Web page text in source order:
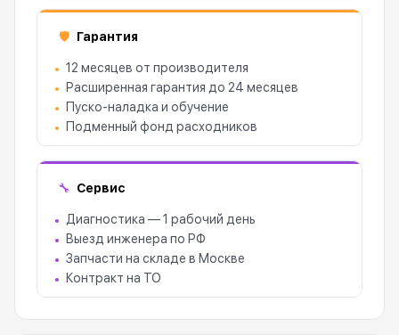
🛡 Гарантия
12 месяцев от производителя
Расширенная гарантия до 24 месяцев
Пуско-наладка и обучение
Подменный фонд расходников
🔧 Сервис
Диагностика — 1 рабочий день
Выезд инженера по РФ
Запчасти на складе в Москве
Контракт на ТО